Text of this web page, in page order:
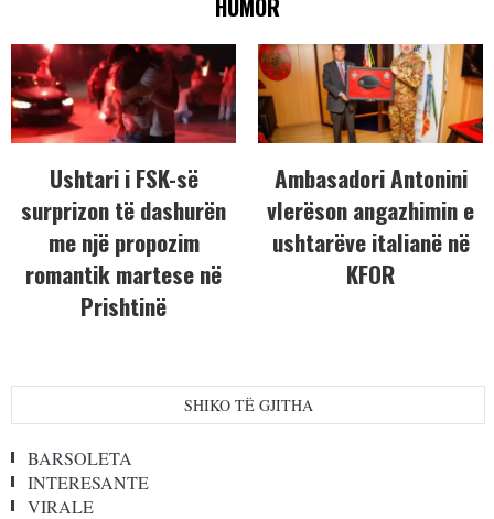
Ushtari i FSK-së
surprizon të dashurën
me një propozim
romantik martese në
Prishtinë
Ambasadori Antonini
vlerëson angazhimin e
ushtarëve italianë në
KFOR
SHIKO TË GJITHA
BARSOLETA
INTERESANTE
VIRALE